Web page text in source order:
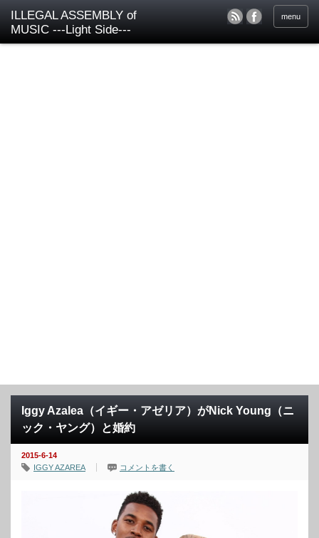
ILLEGAL ASSEMBLY of
MUSIC ---Light Side---
menu
Iggy Azalea（イギー・アゼリア）がNick Young（ニ
ック・ヤング）と婚約
2015-6-14
IGGY AZAREA
コメントを書く